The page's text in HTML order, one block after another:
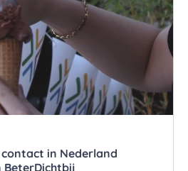
in Nederland